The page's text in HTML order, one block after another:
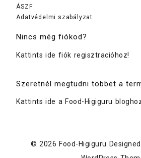
ÁSZF
Adatvédelmi szabályzat
Nincs még fiókod?
Kattints ide fiók regisztracióhoz!
Szeretnél megtudni többet a
Kattints ide a Food-Higiguru
© 2026 Food-Higiguru